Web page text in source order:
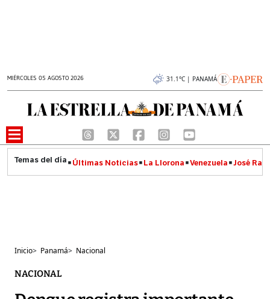
MIÉRCOLES 05 AGOSTO 2026 31.1°C | PANAMÁ
Últimas Noticias La Llorona Venezuela José
Inicio> Panamá> Nacional
NACIONAL